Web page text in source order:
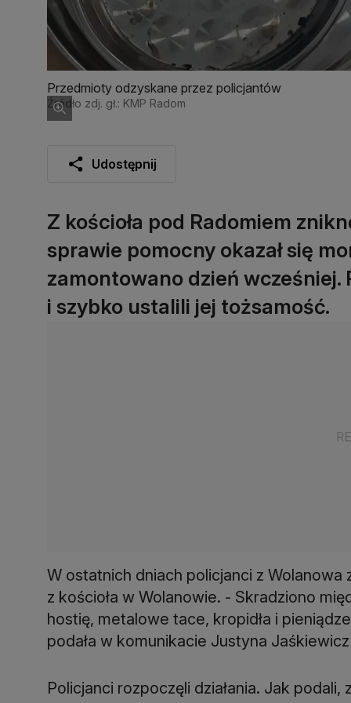
Przedmioty odzyskane przez policjantów
Źródło zdj. gł.: KMP Radom
Udostępnij
Z kościoła pod Radomiem
sprawie pomocny okazał się
zamontowano dzień
i szybko ustalili jej tożsamość.
W ostatnich dniach policjanci z
z kościoła w Wolanowie. - Skradziono
hostię, metalowe tace, kropidła i
podała w komunikacie Justyna
Policjanci rozpoczęli działania. Jak